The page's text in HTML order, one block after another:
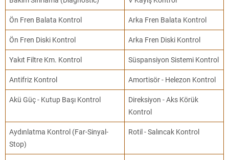
Ön Fren Balata Kontrol Arka Fren Balata Kontrol
Ön Fren Diski Kontrol Arka Fren Diski Kontrol
Yakıt Filtre Km. Kontrol Süspansiyon Sistemi Kontrol
Antifriz Kontrol Amortisör - Helezon Kontrol
Akü Güç - Kutup Başı Kontrol
Direksiyon - Aks Körük
Kontrol
Aydınlatma Kontrol (Far-Sinyal-
Stop)
Rotil - Salıncak Kontrol